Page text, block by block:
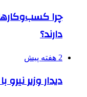
چرا
دارند؟
2 هفته پیش
دیدار وزیر